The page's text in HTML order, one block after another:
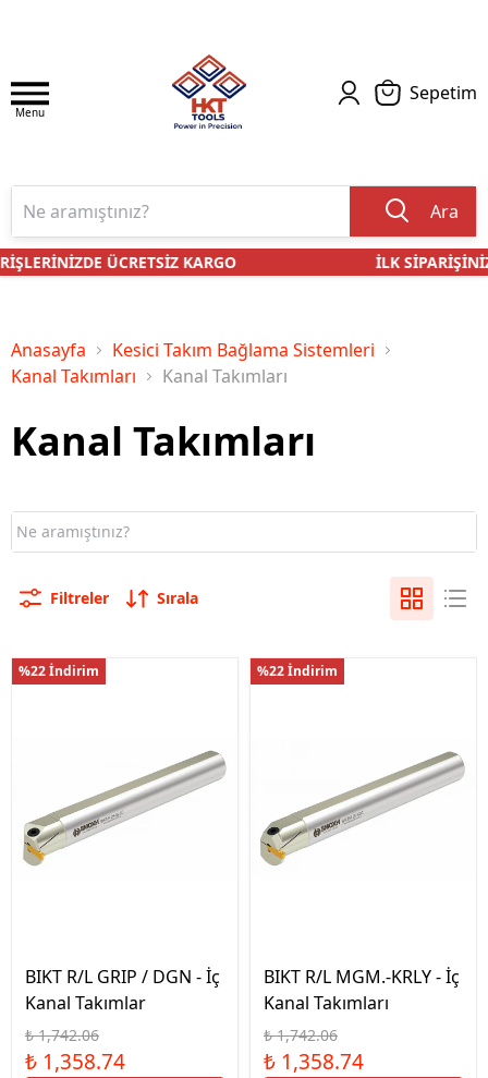
Menu
Sepetim
Ara
ÜCRETSİZ KARGO İLK
Anasayfa
Kesici Takım Bağlama Sistemleri
Kanal Takımları
Kanal Takımları
Kanal Takımları
Filtreler Sırala
%22 İndirim
BIKT R/L GRIP / DGN - İç
Kanal Takımlar
₺ 1,742.06
₺ 1,358.74
%22 İndirim
BIKT R/L MGM.-KRLY - İç
Kanal Takımları
₺ 1,742.06
₺ 1,358.74